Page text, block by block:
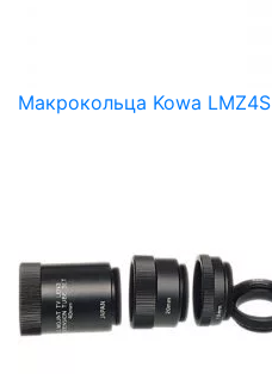
Макрокольца Kowa LMZ4S